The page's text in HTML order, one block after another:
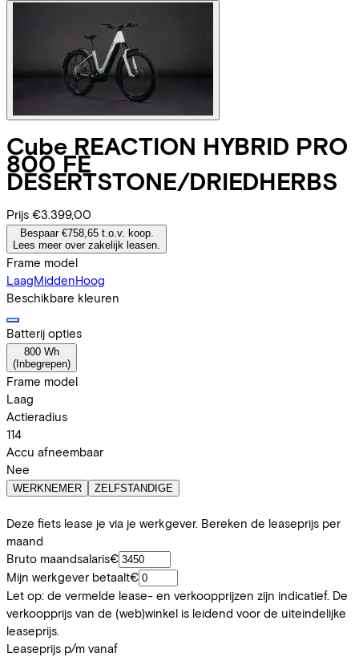
Cube REACTION HYBRID PRO
800 FE
DESERTSTONE/DRIEDHERBS
Prijs €3.399,00
Bespaar €758,65 t.o.v. koop.
Lees meer over zakelijk leasen.
Frame model
LaagMiddenHoog
Beschikbare kleuren
Batterij opties
800 Wh
( Inbegrepen)
Frame model
Laag
Actieradius
114
Accu afneembaar
Nee
WERKNEMER ZELFSTANDIGE
Deze fiets lease je via je werkgever. Bereken de leaseprijs per
maand
Bruto maandsalaris€
Mijn werkgever betaalt€
Let op: de vermelde lease- en verkoopprijzen zijn indicatief. De
verkoopprijs van de (web)winkel is leidend voor de uiteindelijke
leaseprijs.
Leaseprijs p/m vanaf